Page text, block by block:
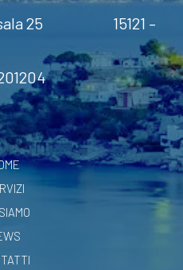
25 15121 –